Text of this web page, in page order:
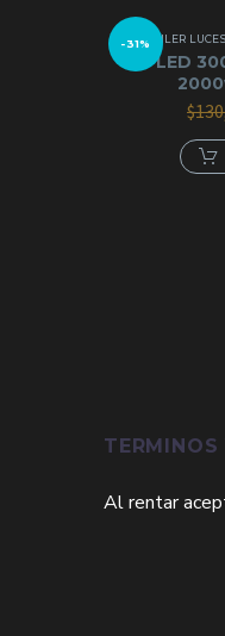
-31%
ALQUILER
LED
$
TERMINOS
Al rentar